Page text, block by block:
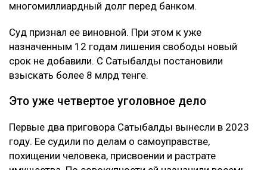
многомиллиардный долг перед банком.
Суд признал ее виновной. При этом к уже
назначенным 12 годам лишения свободы новый
срок не добавили. С Сатыбалды постановили
взыскать более 8 млрд тенге.
Это уже четвертое уголовное дело
Первые два приговора Сатыбалды вынесли в 2023
году. Ее судили по делам о самоуправстве,
похищении человека, присвоении и растрате